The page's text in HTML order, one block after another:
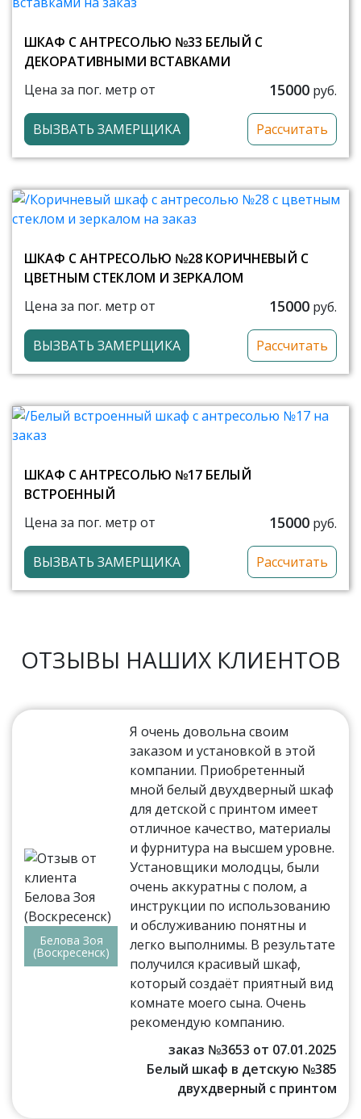
ШКАФ С АНТРЕСОЛЬЮ №33 БЕЛЫЙ С
ДЕКОРАТИВНЫМИ ВСТАВКАМИ
Цена за пог. метр от
15000 руб.
ВЫЗВАТЬ ЗАМЕРЩИКА Рассчитать
ШКАФ С АНТРЕСОЛЬЮ №28 КОРИЧНЕВЫЙ С
ЦВЕТНЫМ СТЕКЛОМ И ЗЕРКАЛОМ
Цена за пог. метр от
15000 руб.
ВЫЗВАТЬ ЗАМЕРЩИКА Рассчитать
ШКАФ С АНТРЕСОЛЬЮ №17 БЕЛЫЙ
ВСТРОЕННЫЙ
Цена за пог. метр от
15000 руб.
ВЫЗВАТЬ ЗАМЕРЩИКА Рассчитать
ОТЗЫВЫ НАШИХ КЛИЕНТОВ
Белова Зоя
(Воскресенск)
Я очень довольна своим
заказом и установкой в этой
компании. Приобретенный
мной белый двухдверный шкаф
для детской с принтом имеет
отличное качество, материалы
и фурнитура на высшем уровне.
Установщики молодцы, были
очень аккуратны с полом, а
инструкции по использованию
и обслуживанию понятны и
легко выполнимы. В результате
получился красивый шкаф,
который создаёт приятный вид
комнате моего сына. Очень
рекомендую компанию.
заказ №3653 от 07.01.2025
Белый шкаф в детскую №385
двухдверный с принтом